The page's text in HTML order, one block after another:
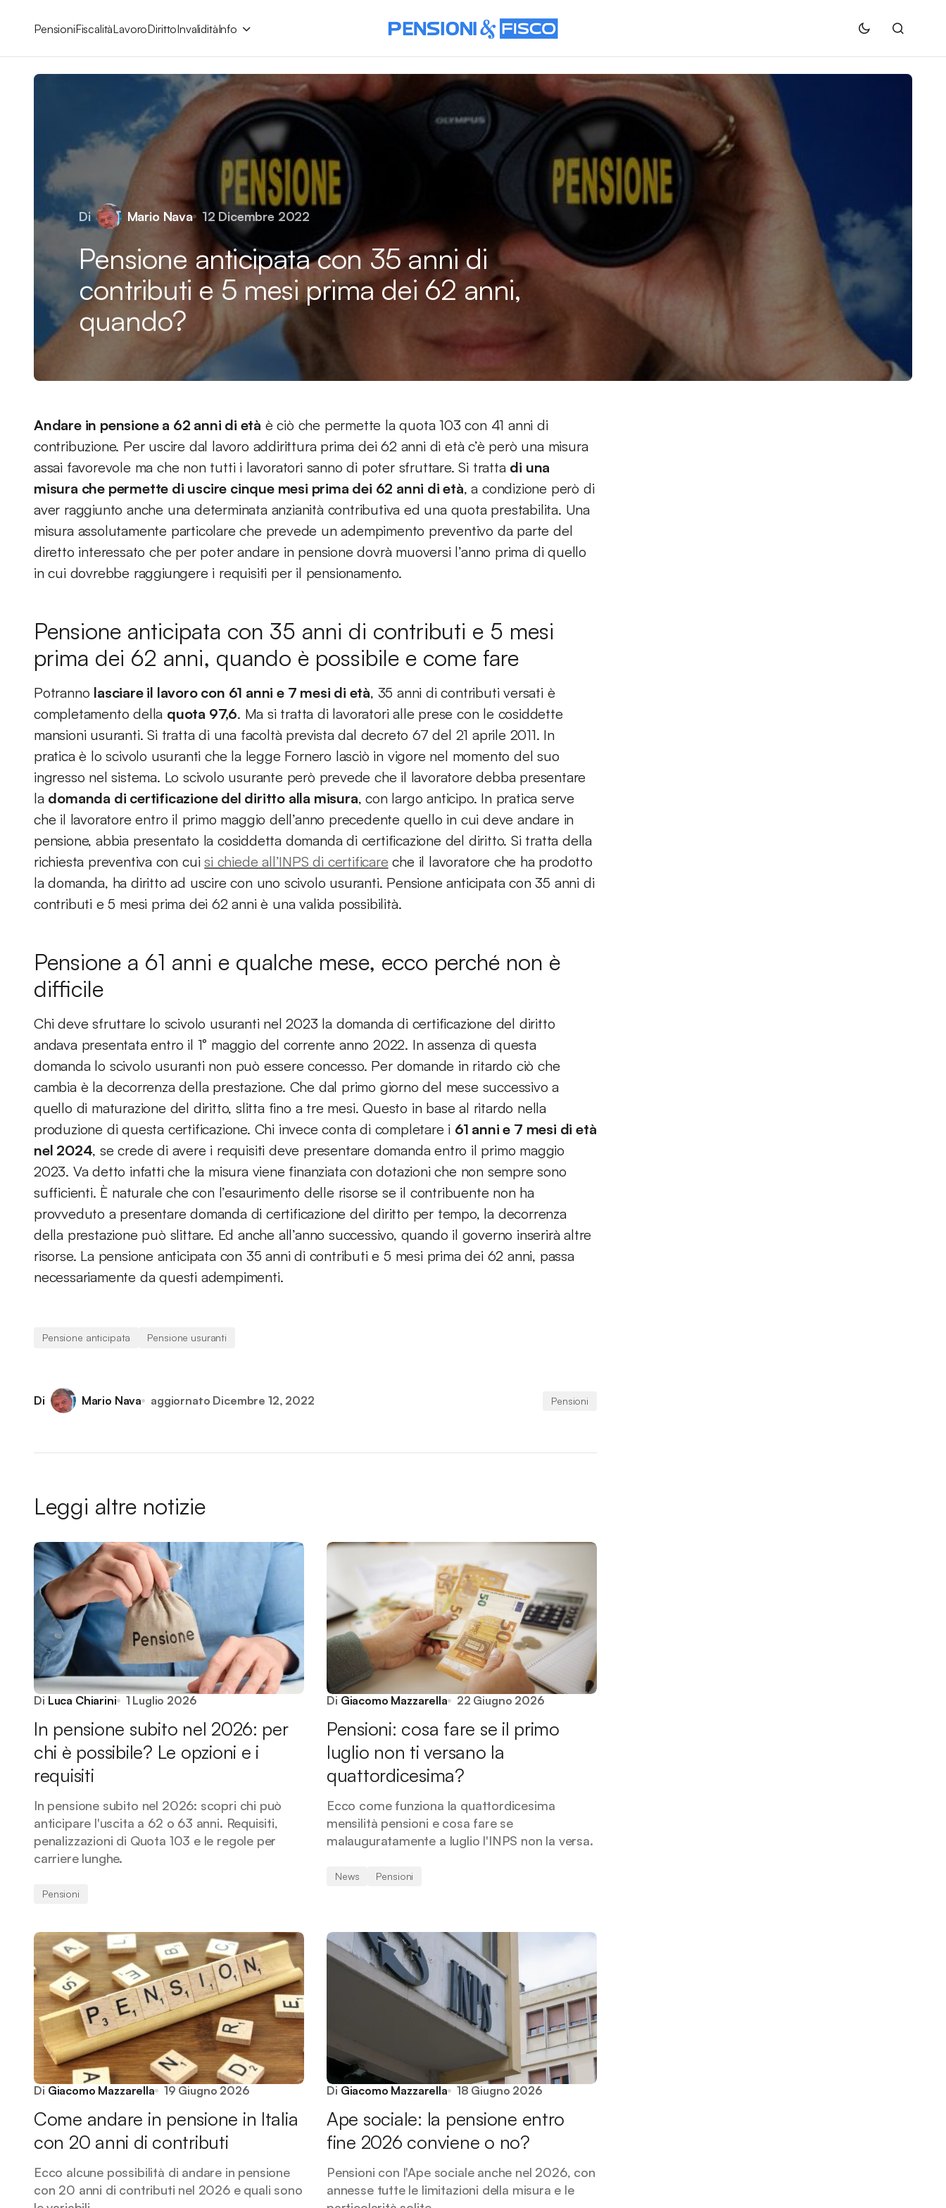
PensioniFiscalitàLavoroDirittoInvaliditàInfo
Di Mario Nava 12 Dicembre 2022
Pensione anticipata con 35 anni di
contributi e 5 mesi prima dei 62 anni,
quando?
Andare in pensione a 62 anni di età è ciò che permette la quota 103 con 41 anni di
contribuzione. Per uscire dal lavoro addirittura prima dei 62 anni di età c’è però una misura
assai favorevole ma che non tutti i lavoratori sanno di poter sfruttare. Si tratta di una
misura che permette di uscire cinque mesi prima dei 62 anni di età, a condizione però di
aver raggiunto anche una determinata anzianità contributiva ed una quota prestabilita. Una
misura assolutamente particolare che prevede un adempimento preventivo da parte del
diretto interessato che per poter andare in pensione dovrà muoversi l’anno prima di quello
in cui dovrebbe raggiungere i requisiti per il pensionamento.
Pensione anticipata con 35 anni di contributi e 5 mesi
prima dei 62 anni, quando è possibile e come fare
Potranno lasciare il lavoro con 61 anni e 7 mesi di età, 35 anni di contributi versati è
completamento della quota 97,6. Ma si tratta di lavoratori alle prese con le cosiddette
mansioni usuranti. Si tratta di una facoltà prevista dal decreto 67 del 21 aprile 2011. In
pratica è lo scivolo usuranti che la legge Fornero lasciò in vigore nel momento del suo
ingresso nel sistema. Lo scivolo usurante però prevede che il lavoratore debba presentare
la domanda di certificazione del diritto alla misura, con largo anticipo. In pratica serve
che il lavoratore entro il primo maggio dell’anno precedente quello in cui deve andare in
pensione, abbia presentato la cosiddetta domanda di certificazione del diritto. Si tratta della
richiesta preventiva con cuisi chiede all’INPS di certificare che il lavoratore che ha prodotto
la domanda, ha diritto ad uscire con uno scivolo usuranti. Pensione anticipata con 35 anni di
contributi e 5 mesi prima dei 62 anni è una valida possibilità.
Pensione a 61 anni e qualche mese, ecco perché non è
difficile
Chi deve sfruttare lo scivolo usuranti nel 2023 la domanda di certificazione del diritto
andava presentata entro il 1° maggio del corrente anno 2022. In assenza di questa
domanda lo scivolo usuranti non può essere concesso. Per domande in ritardo ciò che
cambia è la decorrenza della prestazione. Che dal primo giorno del mese successivo a
quello di maturazione del diritto, slitta fino a tre mesi. Questo in base al ritardo nella
produzione di questa certificazione. Chi invece conta di completare i 61 anni e 7 mesi di età
nel 2024, se crede di avere i requisiti deve presentare domanda entro il primo maggio
2023. Va detto infatti che la misura viene finanziata con dotazioni che non sempre sono
sufficienti. È naturale che con l’esaurimento delle risorse se il contribuente non ha
provveduto a presentare domanda di certificazione del diritto per tempo, la decorrenza
della prestazione può slittare. Ed anche all’anno successivo, quando il governo inserirà altre
risorse. La pensione anticipata con 35 anni di contributi e 5 mesi prima dei 62 anni, passa
necessariamente da questi adempimenti.
Pensione anticipata Pensione usuranti
Di Mario Nava aggiornato Dicembre 12, 2022 Pensioni
Leggi altre notizie
Di Luca Chiarini 1 Luglio 2026
In pensione subito nel 2026: per
chi è possibile? Le opzioni e i
requisiti
In pensione subito nel 2026: scopri chi può
anticipare l'uscita a 62 o 63 anni. Requisiti,
penalizzazioni di Quota 103 e le regole per
carriere lunghe.
Pensioni
Di Giacomo Mazzarella 22 Giugno 2026
Pensioni: cosa fare se il primo
luglio non ti versano la
quattordicesima?
Ecco come funziona la quattordicesima
mensilità pensioni e cosa fare se
malauguratamente a luglio l'INPS non la versa.
News Pensioni
Di Giacomo Mazzarella 19 Giugno 2026
Come andare in pensione in Italia
con 20 anni di contributi
Ecco alcune possibilità di andare in pensione
con 20 anni di contributi nel 2026 e quali sono
Di Giacomo Mazzarella 18 Giugno 2026
Ape sociale: la pensione entro
fine 2026 conviene o no?
Pensioni con l'Ape sociale anche nel 2026, con
annesse tutte le limitazioni della misura e le